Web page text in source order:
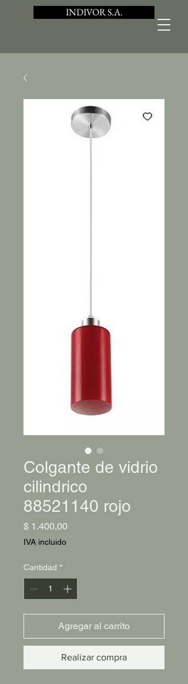
INDIVOR S.A.
Colgante de vidrio
cilindrico
88521140 rojo
$ 1.400,00Precio
IVA incluido
Cantidad *
Agregar al carrito
Realizar compra